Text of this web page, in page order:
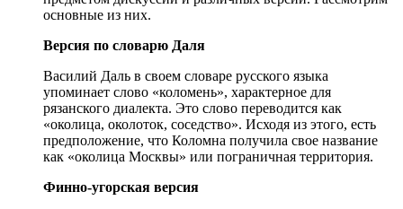
основные из них.
Версия по словарю Даля
Василий Даль в своем словаре русского языка
упоминает слово «коломень», характерное для
рязанского диалекта. Это слово переводится как
«околица, околоток, соседство». Исходя из этого, есть
предположение, что Коломна получила свое название
как «околица Москвы» или пограничная территория.
Финно-угорская версия